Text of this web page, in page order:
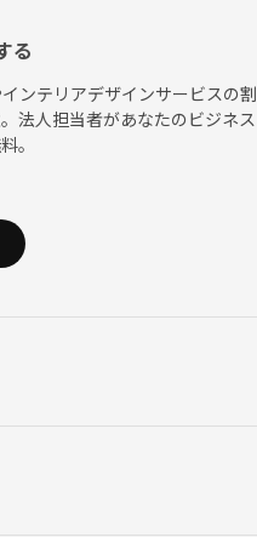
る
ンテリアデザインサービスの割
法人担当者があなたのビジネス
。